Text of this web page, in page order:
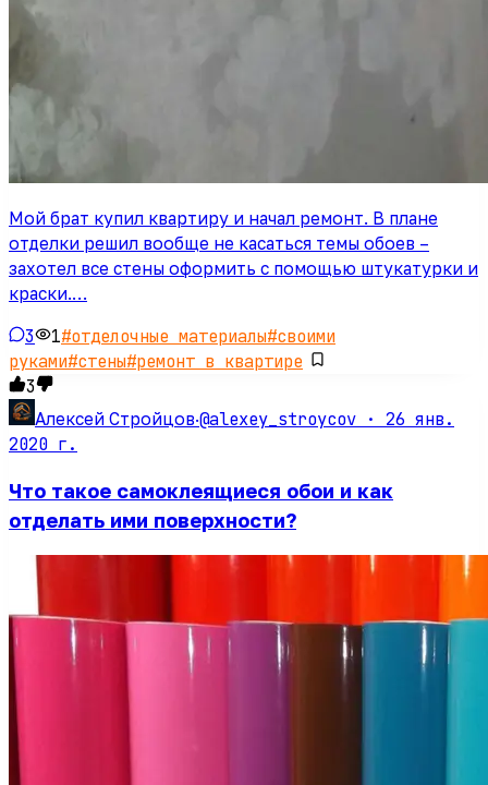
Мой брат купил квартиру и начал ремонт. В плане
отделки решил вообще не касаться темы обоев –
захотел все стены оформить с помощью штукатурки и
краски.…
3 1#отделочные материалы#своими
руками#стены#ремонт в квартире
3
Алексей Стройцов·@alexey_stroycov · 26 янв.
2020 г.
Что такое самоклеящиеся обои и как
отделать ими поверхности?